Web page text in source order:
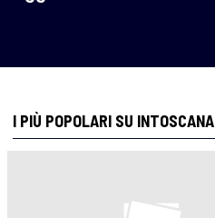
I PIÙ POPOLARI SU INTOSCANA